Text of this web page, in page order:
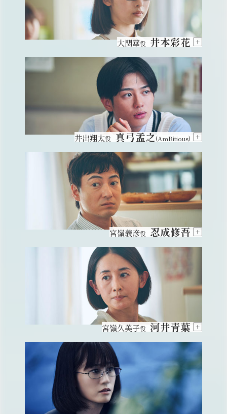
大関華役 井本彩花
井出翔太役 真弓孟之(AmBitious)
宮嶺義彦役 忍成修吾
宮嶺久美子役 河井青葉